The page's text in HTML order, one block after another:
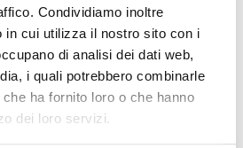
Condividiamo inoltre
in cui utilizza il nostro sito con i
di analisi dei dati web,
i quali potrebbero combinarle
ha fornito loro o che hanno
dei loro servizi.
e quindi più